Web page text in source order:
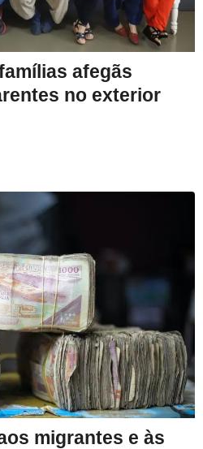
afegãs
no exterior
migrantes e às